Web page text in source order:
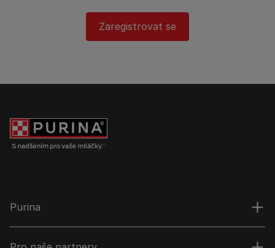
Zaregistrovat se
Purina